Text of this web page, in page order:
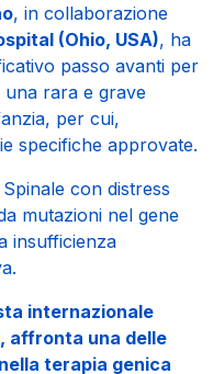
, in collaborazione
(Ohio, USA), ha
passo avanti per
una rara e grave
per cui,
specifiche approvate.
con distress
mutazioni nel gene
insufficienza
internazionale
affronta una delle
terapia genica